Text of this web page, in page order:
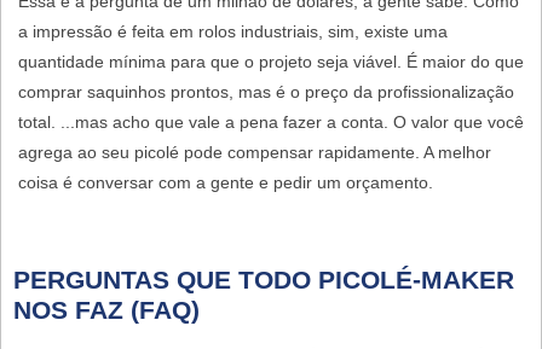
a impressão é feita em rolos industriais, sim, existe uma
quantidade mínima para que o projeto seja viável. É maior do que
comprar saquinhos prontos, mas é o preço da profissionalização
total. ...mas acho que vale a pena fazer a conta. O valor que você
agrega ao seu picolé pode compensar rapidamente. A melhor
coisa é conversar com a gente e pedir um orçamento.
PERGUNTAS QUE TODO PICOLÉ-MAKER
NOS FAZ (FAQ)